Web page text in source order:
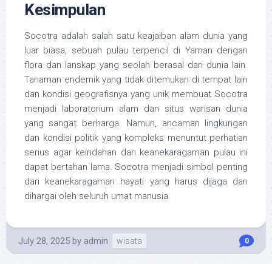
Kesimpulan
Socotra adalah salah satu keajaiban alam dunia yang
luar biasa, sebuah pulau terpencil di Yaman dengan
flora dan lanskap yang seolah berasal dari dunia lain.
Tanaman endemik yang tidak ditemukan di tempat lain
dan kondisi geografisnya yang unik membuat Socotra
menjadi laboratorium alam dan situs warisan dunia
yang sangat berharga. Namun, ancaman lingkungan
dan kondisi politik yang kompleks menuntut perhatian
serius agar keindahan dan keanekaragaman pulau ini
dapat bertahan lama. Socotra menjadi simbol penting
dari keanekaragaman hayati yang harus dijaga dan
dihargai oleh seluruh umat manusia.
July 28, 2025 by admin wisata 0